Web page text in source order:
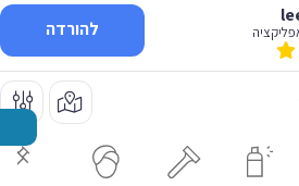
להורדה